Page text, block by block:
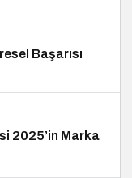
Başarısı
2025’in Marka